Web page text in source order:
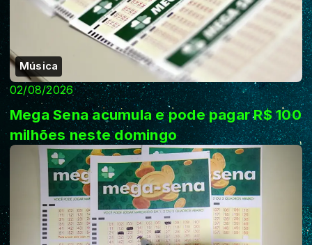
Música
02/08/2026
Mega Sena acumula e pode pagar R$ 100
milhões neste domingo